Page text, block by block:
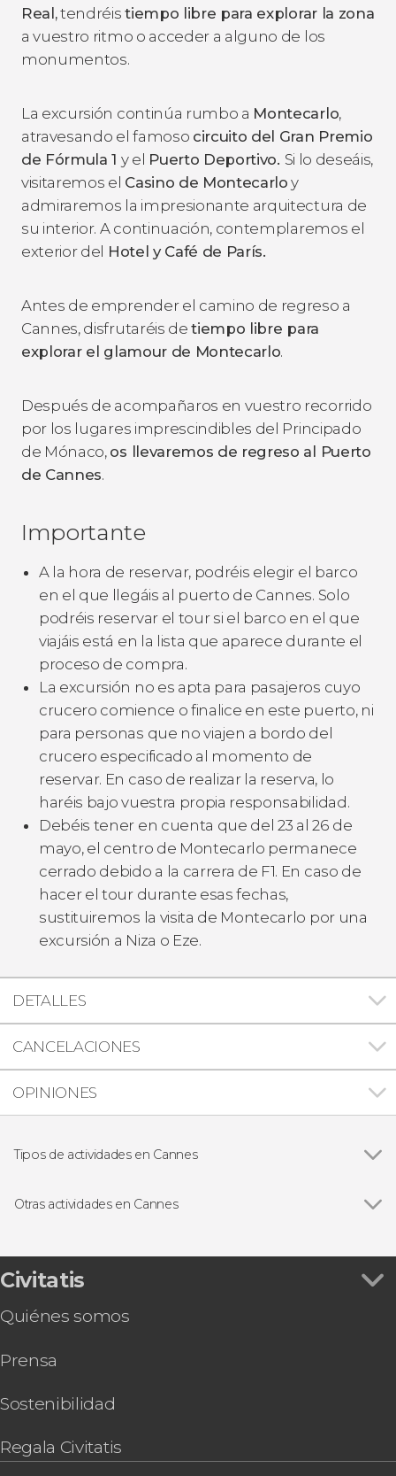
Real,tendréistiempo libre para explorar la zona
a vuestro ritmo o acceder a alguno de los
monumentos.
La excursión continúa rumbo a Montecarlo,
atravesando el famoso circuito del Gran Premio
de Fórmula 1 y el Puerto Deportivo. Si lo deseáis,
visitaremos el Casino de Montecarlo y
admiraremos la impresionante arquitectura de
su interior. A continuación, contemplaremos el
exterior del Hotel y Café de París.
Antes de emprender el camino de regreso a
Cannes, disfrutaréis detiempo libre para
explorar el glamour de Montecarlo.
Después de acompañaros en vuestro recorrido
por los lugares imprescindibles del Principado
de Mónaco, os llevaremos de regreso al Puerto
de Cannes.
Importante
A la hora de reservar, podréis elegir el barco
en el que llegáis al puerto de Cannes. Solo
podréis reservar el tour si el barco en el que
viajáis está en la lista que aparece durante el
proceso de compra.
La excursión no es apta para pasajeros cuyo
crucero comience o finalice en este puerto, ni
para personas que no viajen a bordo del
crucero especificado al momento de
reservar. En caso de realizar la reserva, lo
haréis bajo vuestra propia responsabilidad.
Debéis tener en cuenta que del 23 al 26 de
mayo, el centro de Montecarlo permanece
cerrado debido a la carrera de F1. En caso de
hacer el tour durante esas fechas,
sustituiremos la visita de Montecarlo por una
excursión a Niza o Eze.
DETALLES
CANCELACIONES
OPINIONES
Tipos de actividades en Cannes
Otras actividades en Cannes
Paseo en barco por la bahía de Cannes
Paseo privado en avioneta desde Cannes
Civitatis
Quiénes somos
Prensa
Sostenibilidad
Regala Civitatis